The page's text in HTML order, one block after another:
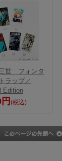
世 フォンタ
ラップ／
Edition
(税込)